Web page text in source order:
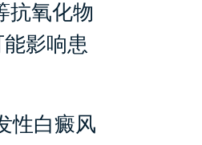
抗氧化物
影响患
性白癜风